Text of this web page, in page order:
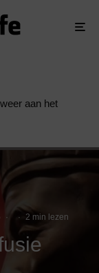
aan het
· · 2 min lezen